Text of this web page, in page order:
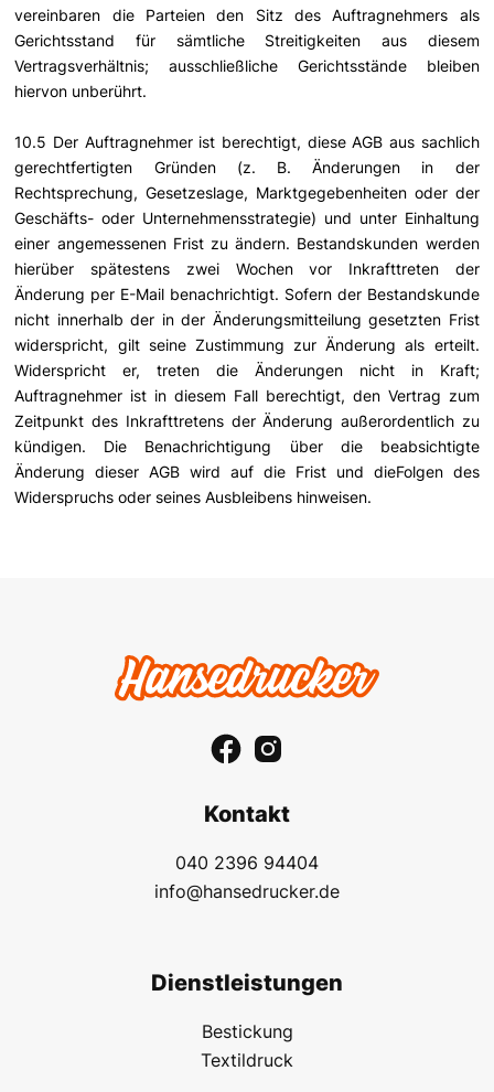
vereinbaren die Parteien den Sitz des Auftragnehmers als
Gerichtsstand für sämtliche Streitigkeiten aus diesem
Vertragsverhältnis; ausschließliche Gerichtsstände bleiben
hiervon unberührt.
10.5 Der Auftragnehmer ist berechtigt, diese AGB aus sachlich
gerechtfertigten Gründen (z. B. Änderungen in der
Rechtsprechung, Gesetzeslage, Marktgegebenheiten oder der
Geschäfts- oder Unternehmensstrategie) und unter Einhaltung
einer angemessenen Frist zu ändern. Bestandskunden werden
hierüber spätestens zwei Wochen vor Inkrafttreten der
Änderung per E-Mail benachrichtigt. Sofern der Bestandskunde
nicht innerhalb der in der Änderungsmitteilung gesetzten Frist
widerspricht, gilt seine Zustimmung zur Änderung als erteilt.
Widerspricht er, treten die Änderungen nicht in Kraft;
Auftragnehmer ist in diesem Fall berechtigt, den Vertrag zum
Zeitpunkt des Inkrafttretens der Änderung außerordentlich zu
kündigen. Die Benachrichtigung über die beabsichtigte
Änderung dieser AGB wird auf die Frist und dieFolgen des
Widerspruchs oder seines Ausbleibens hinweisen.
Kontakt
040 2396 94404
info@hansedrucker.de
Dienstleistungen
Bestickung
Textildruck